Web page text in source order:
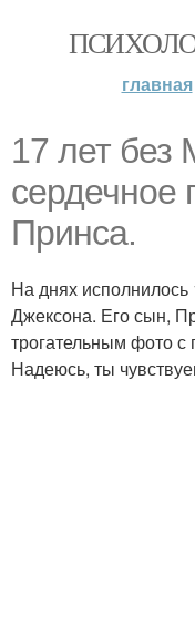
главная
17 лет без
сердечное
Принса.
На днях
Джексона. Его сын,
трогательным фото с
Надеюсь, ты